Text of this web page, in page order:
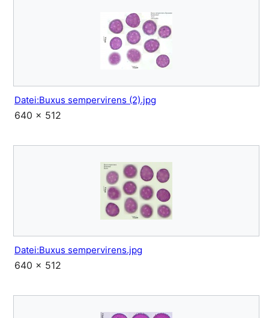
Datei:Buxus sempervirens (2).jpg
640 × 512
Datei:Buxus sempervirens.jpg
640 × 512